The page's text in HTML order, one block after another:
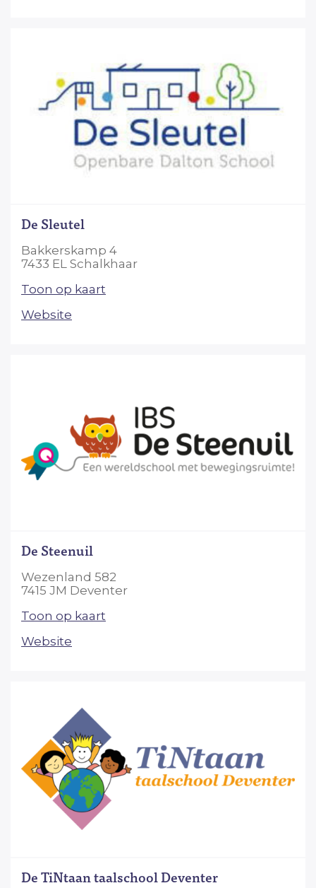
De Sleutel
Bakkerskamp 4
7433 EL Schalkhaar
Toon op kaart
Website
De Steenuil
Wezenland 582
7415 JM Deventer
Toon op kaart
Website
De TiNtaan taalschool Deventer